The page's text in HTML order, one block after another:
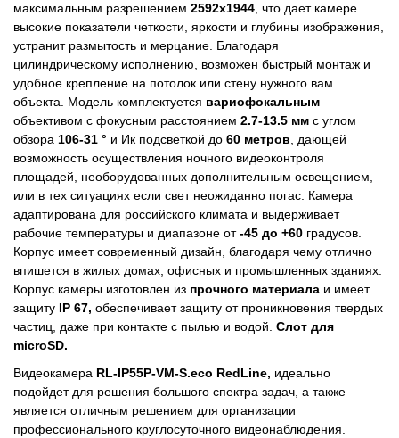
максимальным разрешением 2592х1944, что дает камере
высокие показатели четкости, яркости и глубины изображения,
устранит размытость и мерцание. Благодаря
цилиндрическому исполнению, возможен быстрый монтаж и
удобное крепление на потолок или стену нужного вам
объекта. Модель комплектуется вариофокальным
объективом с фокусным расстоянием 2.7-13.5 мм c углом
обзора 106-31 ° и Ик подсветкой до 60 метров, дающей
возможность осуществления ночного видеоконтроля
площадей, необорудованных дополнительным освещением,
или в тех ситуациях если свет неожиданно погас. Камера
адаптирована для российского климата и выдерживает
рабочие температуры и диапазоне от-45 до +60 градусов.
Корпус имеет современный дизайн, благодаря чему отлично
впишется в жилых домах, офисных и промышленных зданиях.
Корпус камеры изготовлен из прочного материала и имеет
защиту IP 67, обеспечивает защиту от проникновения твердых
частиц, даже при контакте с пылью и водой. Cлот для
microSD.
Видеокамера RL-IP55P-VM-S.eco RedLine, идеально
подойдет для решения большого спектра задач, а также
является отличным решением для организации
профессионального круглосуточного видеонаблюдения.